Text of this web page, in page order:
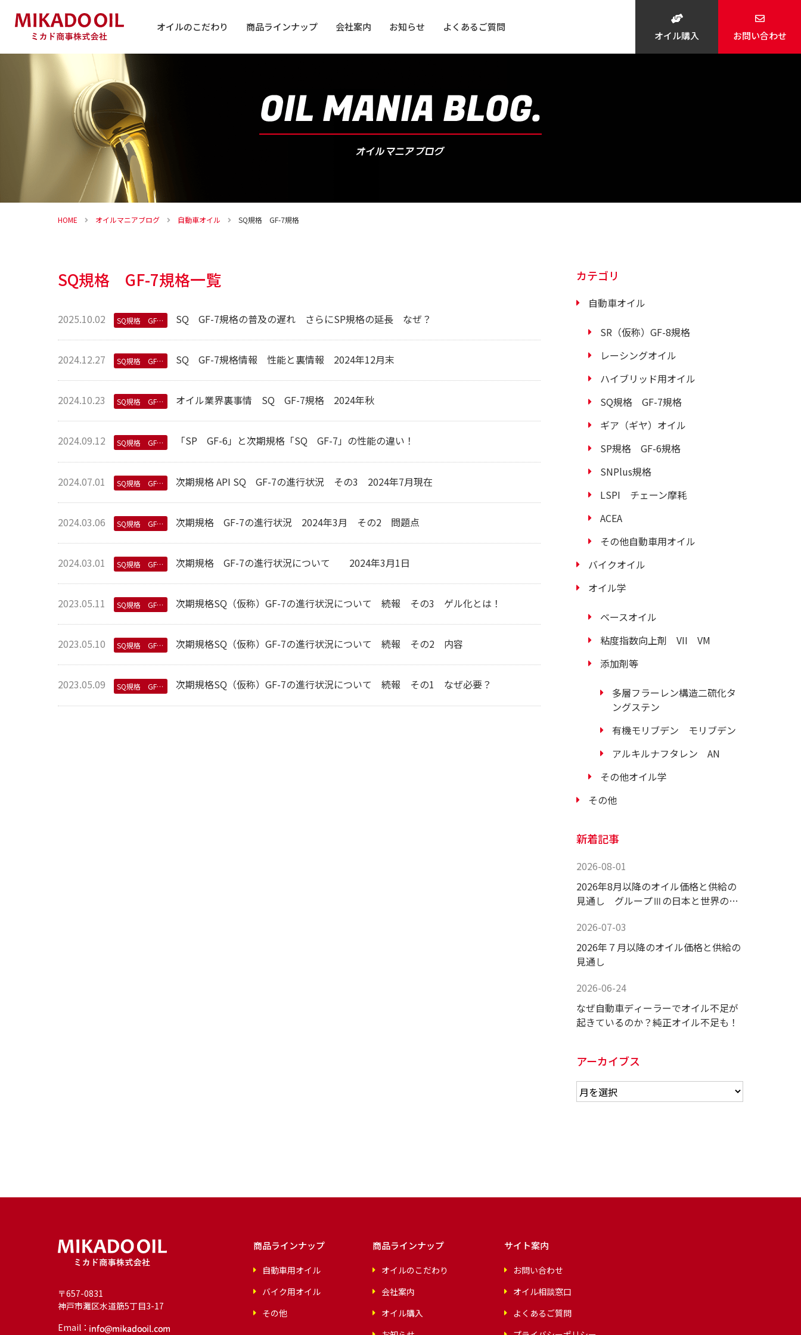
オイルのこだわり 商品ラインナップ
バイク用オイル
会社案内 お知らせ よくあるご質問
オイル購入 お問い合わせ
HOME オイルマニアブログ 自動車オイル SQ規格 GF-7規格
SQ規格 GF-7規格一覧
2025.10.02 SQ規格 GF-7規格 SQ GF-7規格の普及の遅れ さらにSP規格の延長 なぜ？
2024.12.27 SQ規格 GF-7規格 SQ GF-7規格情報 性能と裏情報 2024年12月末
2024.10.23 SQ規格 GF-7規格 オイル業界裏事情 SQ GF-7規格 2024年秋
2024.09.12 SQ規格 GF-7規格 「SP GF-6」と次期規格「SQ GF-7」の性能の違い！
2024.07.01 SQ規格 GF-7規格 次期規格 API SQ GF-7の進行状況 その3 2024年7月現在
2024.03.06 SQ規格 GF-7規格 次期規格 GF-7の進行状況 2024年3月 その2 問題点
2024.03.01 SQ規格 GF-7規格 次期規格 GF-7の進行状況について 2024年3月1日
2023.05.11 SQ規格 GF-7規格 次期規格SQ（仮称）GF-7の進行状況について 続報 その3 ゲル化とは！
2023.05.10 SQ規格 GF-7規格 次期規格SQ（仮称）GF-7の進行状況について 続報 その2 内容
2023.05.09 SQ規格 GF-7規格 次期規格SQ（仮称）GF-7の進行状況について 続報 その1 なぜ必要？
カテゴリ
自動車オイル
SR（仮称）GF-8規格
レーシングオイル
ハイブリッド用オイル
SQ規格 GF-7規格
ギア（ギヤ）オイル
SP規格 GF-6規格
SNPlus規格
LSPI チェーン摩耗
ACEA
その他自動車用オイル
バイクオイル
オイル学
ベースオイル
粘度指数向上剤 VII VM
添加剤等
多層フラーレン構造二硫化タ
ングステン
有機モリブデン モリブデン
アルキルナフタレン AN
その他オイル学
その他
新着記事
2026-08-01
2026年8月以降のオイル価格と供給の
見通し グループⅢの日本と世界の供
2026-07-03
2026年７月以降のオイル価格と供給の
見通し
2026-06-24
なぜ自動車ディーラーでオイル不足が
起きているのか？純正オイル不足も！
アーカイブス
〒657-0831
神戸市灘区水道筋5丁目3-17
Email：
商品ラインナップ
自動車用オイル
バイク用オイル
その他
商品ラインナップ
オイルのこだわり
会社案内
オイル購入
サイト案内
お問い合わせ
オイル相談窓口
よくあるご質問